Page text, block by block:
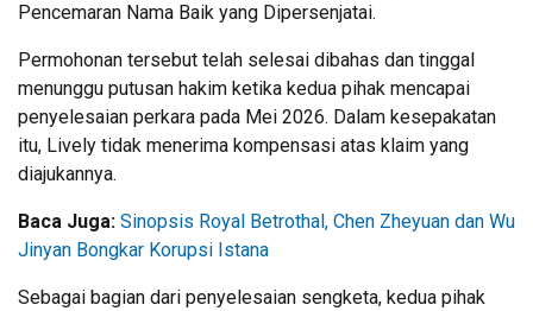
Pencemaran Nama Baik yang Dipersenjatai.
Permohonan tersebut telah selesai dibahas dan tinggal
menunggu putusan hakim ketika kedua pihak mencapai
penyelesaian perkara pada Mei 2026. Dalam kesepakatan
itu, Lively tidak menerima kompensasi atas klaim yang
diajukannya.
Baca Juga: Sinopsis Royal Betrothal, Chen Zheyuan dan Wu
Jinyan Bongkar Korupsi Istana
Sebagai bagian dari penyelesaian sengketa, kedua pihak